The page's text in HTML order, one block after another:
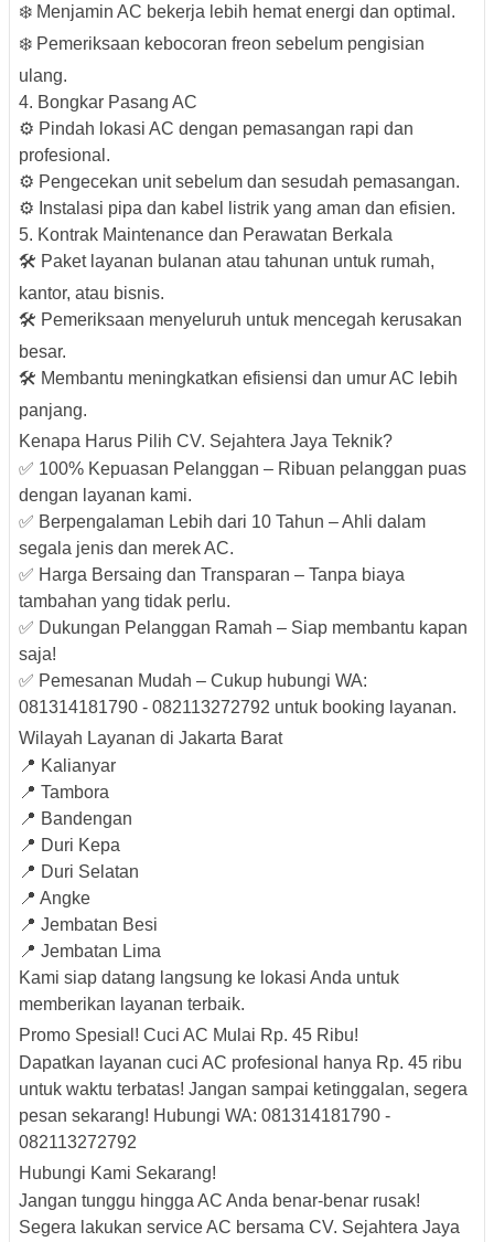
❄️ Menjamin AC bekerja lebih hemat energi dan optimal.
❄️ Pemeriksaan kebocoran freon sebelum pengisian
ulang.
4. Bongkar Pasang AC
⚙️ Pindah lokasi AC dengan pemasangan rapi dan
profesional.
⚙️ Pengecekan unit sebelum dan sesudah pemasangan.
⚙️ Instalasi pipa dan kabel listrik yang aman dan efisien.
5. Kontrak Maintenance dan Perawatan Berkala
🛠️ Paket layanan bulanan atau tahunan untuk rumah,
kantor, atau bisnis.
🛠️ Pemeriksaan menyeluruh untuk mencegah kerusakan
besar.
🛠️ Membantu meningkatkan efisiensi dan umur AC lebih
panjang.
Kenapa Harus Pilih CV. Sejahtera Jaya Teknik?
✅ 100% Kepuasan Pelanggan – Ribuan pelanggan puas
dengan layanan kami.
✅ Berpengalaman Lebih dari 10 Tahun – Ahli dalam
segala jenis dan merek AC.
✅ Harga Bersaing dan Transparan – Tanpa biaya
tambahan yang tidak perlu.
✅ Dukungan Pelanggan Ramah – Siap membantu kapan
saja!
✅ Pemesanan Mudah – Cukup hubungi WA:
081314181790 - 082113272792 untuk booking layanan.
Wilayah Layanan di Jakarta Barat
📍 Kalianyar
📍 Tambora
📍 Bandengan
📍 Duri Kepa
📍 Duri Selatan
📍 Angke
📍 Jembatan Besi
📍 Jembatan Lima
Kami siap datang langsung ke lokasi Anda untuk
memberikan layanan terbaik.
Promo Spesial! Cuci AC Mulai Rp. 45 Ribu!
Dapatkan layanan cuci AC profesional hanya Rp. 45 ribu
untuk waktu terbatas! Jangan sampai ketinggalan, segera
pesan sekarang! Hubungi WA: 081314181790 -
082113272792
Hubungi Kami Sekarang!
Jangan tunggu hingga AC Anda benar-benar rusak!
Segera lakukan service AC bersama CV. Sejahtera Jaya